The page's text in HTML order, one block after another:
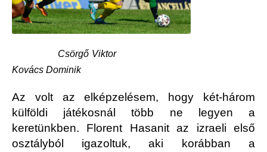
Csörgő Viktor
Kovács Dominik
Az volt az elképzelésem, hogy két-három
külföldi játékosnál több ne legyen a
keretünkben. Florent Hasanit az izraeli első
osztályból igazoltuk, aki korábban a